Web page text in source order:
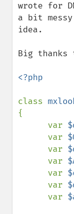
wrote for
a bit
idea.
Big thanks
<?php
class
{
      var
      var
      var
      var
      var
      var
      var